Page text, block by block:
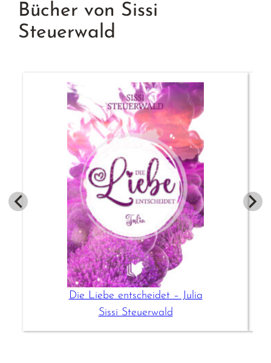
Bücher von Sissi
Steuerwald
Die Liebe entscheidet – Julia
Sissi Steuerwald